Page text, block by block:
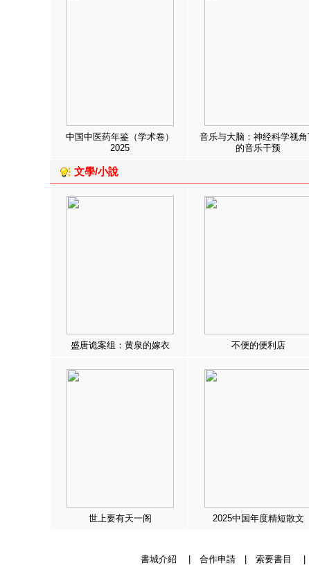
中国中医药年鉴（学术卷）
2025
音乐与大脑：神经科学视
的音乐干预
文學/小說
盛唐诡案组：黄泉的嫁衣 不便的便利店
世上要有天一阁 2025中国年度精短散文
書城介紹 合作申請| 索要書目